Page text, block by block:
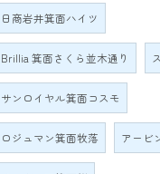
日商岩井箕面ハイツ
Brillia 箕面さくら並木通り
サンロイヤル箕面コスモ
ロジュマン箕面牧落 アービ